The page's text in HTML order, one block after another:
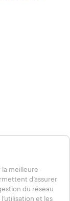
la meilleure
d’assurer
du réseau
et les